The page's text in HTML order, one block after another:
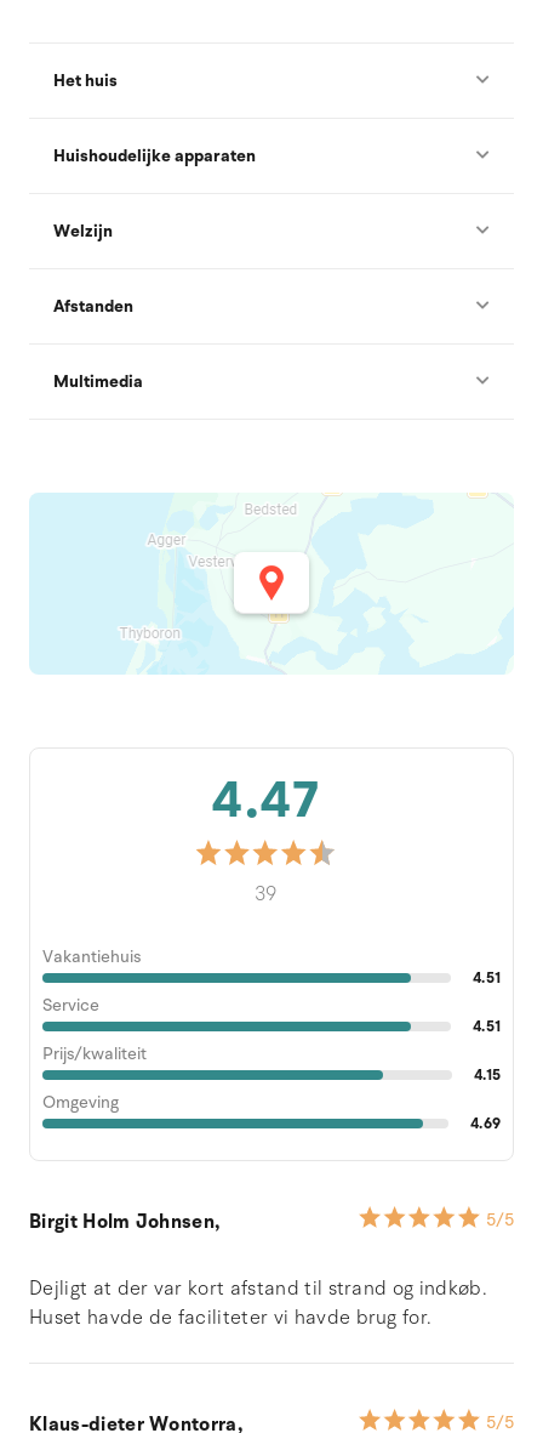
Het huis
Huishoudelijke apparaten
Welzijn
Afstanden
Multimedia
4.47
39
Vakantiehuis
4.51
Service
4.51
Prijs/kwaliteit
4.15
Omgeving
4.69
Birgit Holm Johnsen, 5/5
Dejligt at der var kort afstand til strand og indkøb.
Huset havde de faciliteter vi havde brug for.
Klaus-dieter Wontorra, 5/5